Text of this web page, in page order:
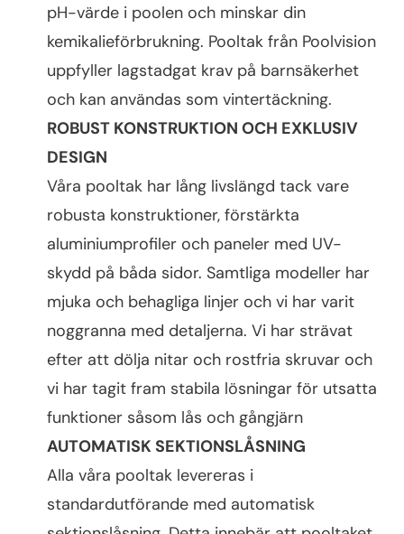
pH-värde i poolen och minskar din
kemikalieförbrukning. Pooltak från Poolvision
uppfyller lagstadgat krav på barnsäkerhet
och kan användas som vintertäckning.
ROBUST KONSTRUKTION OCH EXKLUSIV
DESIGN
Våra pooltak har lång livslängd tack vare
robusta konstruktioner, förstärkta
aluminiumprofiler och paneler med UV-
skydd på båda sidor. Samtliga modeller har
mjuka och behagliga linjer och vi har varit
noggranna med detaljerna. Vi har strävat
efter att dölja nitar och rostfria skruvar och
vi har tagit fram stabila lösningar för utsatta
funktioner såsom lås och gångjärn
AUTOMATISK SEKTIONSLÅSNING
Alla våra pooltak levereras i
standardutförande med automatisk